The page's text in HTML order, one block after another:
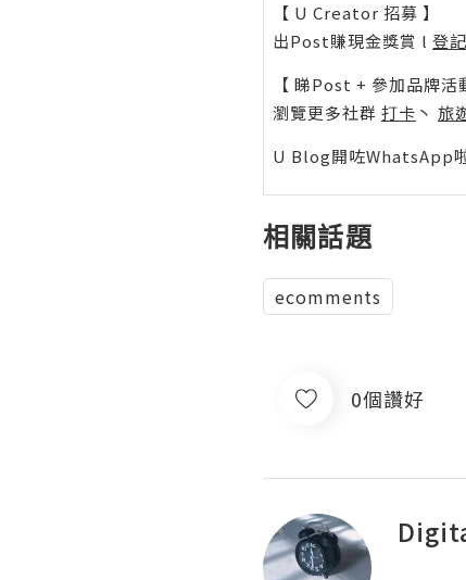
【 U Creator 招募 】
出Post賺現金獎賞 l 登
【 睇Post + 參加品牌活
瀏覽更多社群 打卡 丶 旅
U Blog開咗WhatsApp
相關話題
ecomments
0個讚好